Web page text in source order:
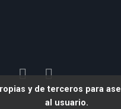
y de terceros para
al usuario.